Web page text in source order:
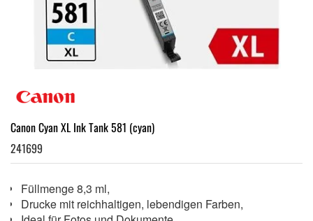
Canon Cyan XL Ink Tank 581 (cyan)
241699
Füllmenge 8,3 ml,
Drucke mit reichhaltigen, lebendigen Farben,